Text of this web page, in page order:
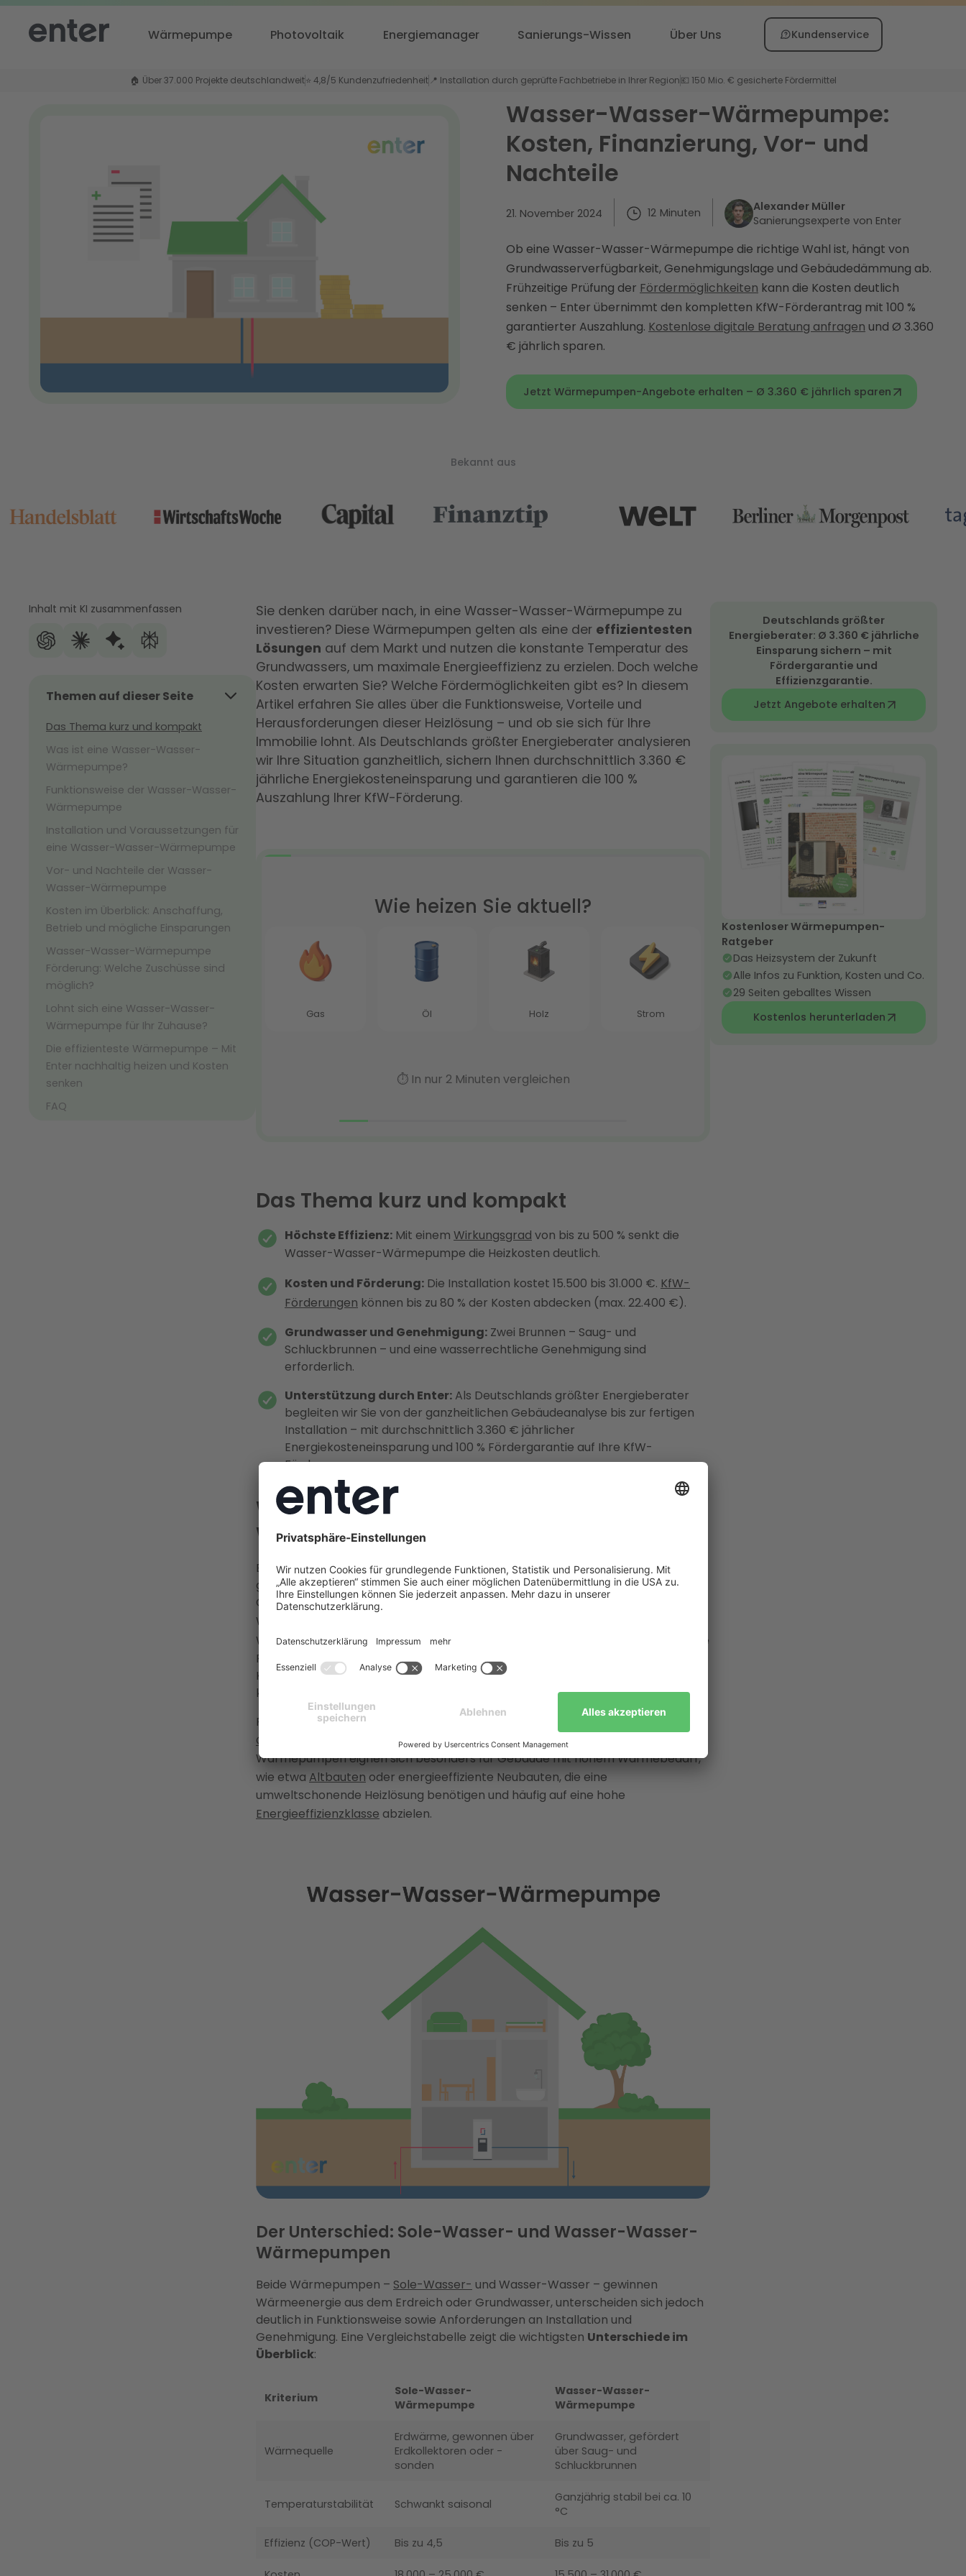
Wärmepumpe Photovoltaik Energiemanager Sanierungs-Wissen Über Uns Kundenservice
🏠 Über 37.000 Projekte deutschlandweit⭐ 4,8/5 Kundenzufriedenheit 📍 Installation durch geprüfte Fachbetriebe in Ihrer Region💶 150 Mio. € gesicherte Fördermittel
Wasser-Wasser-Wärmepumpe:
Kosten, Finanzierung, Vor- und
Nachteile
21. November 2024 12 Minuten
Alexander Müller
Sanierungsexperte von Enter
Ob eine Wasser-Wasser-Wärmepumpe die richtige Wahl ist, hängt von
Grundwasserverfügbarkeit, Genehmigungslage und Gebäudedämmung ab.
Frühzeitige Prüfung der Fördermöglichkeiten kann die Kosten deutlich
senken – Enter übernimmt den kompletten KfW-Förderantrag mit 100 %
garantierter Auszahlung. Kostenlose digitale Beratung anfragen und Ø 3.360
€ jährlich sparen.
Jetzt Wärmepumpen-Angebote erhalten – Ø 3.360 € jährlich sparen
Bekannt aus
Inhalt mit KI zusammenfassen
Themen auf dieser Seite
Das Thema kurz und kompakt
Was ist eine Wasser-Wasser-
Wärmepumpe?
Funktionsweise der Wasser-Wasser-
Wärmepumpe
Installation und Voraussetzungen für
eine Wasser-Wasser-Wärmepumpe
Vor- und Nachteile der Wasser-
Wasser-Wärmepumpe
Kosten im Überblick: Anschaffung,
Betrieb und mögliche Einsparungen
Wasser-Wasser-Wärmepumpe
Förderung: Welche Zuschüsse sind
möglich?
Lohnt sich eine Wasser-Wasser-
Wärmepumpe für Ihr Zuhause?
Die effizienteste Wärmepumpe – Mit
Enter nachhaltig heizen und Kosten
senken
FAQ
Sie denken darüber nach, in eine Wasser-Wasser-Wärmepumpe zu
investieren? Diese Wärmepumpen gelten als eine der effizientesten
Lösungen auf dem Markt und nutzen die konstante Temperatur des
Grundwassers, um maximale Energieeffizienz zu erzielen. Doch welche
Kosten erwarten Sie? Welche Fördermöglichkeiten gibt es? In diesem
Artikel erfahren Sie alles über die Funktionsweise, Vorteile und
Herausforderungen dieser Heizlösung – und ob sie sich für Ihre
Immobilie lohnt. Als Deutschlands größter Energieberater analysieren
wir Ihre Situation ganzheitlich, sichern Ihnen durchschnittlich 3.360 €
jährliche Energiekosteneinsparung und garantieren die 100 %
Auszahlung Ihrer KfW-Förderung.
Das Thema kurz und kompakt
Höchste Effizienz: Mit einem Wirkungsgrad von bis zu 500 % senkt die
Wasser-Wasser-Wärmepumpe die Heizkosten deutlich.
Kosten und Förderung: Die Installation kostet 15.500 bis 31.000 €. KfW-
Förderungen können bis zu 80 % der Kosten abdecken (max. 22.400 €).
Grundwasser und Genehmigung: Zwei Brunnen – Saug- und
Schluckbrunnen – und eine wasserrechtliche Genehmigung sind
erforderlich.
Unterstützung durch Enter: Als Deutschlands größter Energieberater
begleiten wir Sie von der ganzheitlichen Gebäudeanalyse bis zur fertigen
Installation – mit durchschnittlich 3.360 € jährlicher
Energiekosteneinsparung und 100 % Fördergarantie auf Ihre KfW-
Förderung.
Was ist eine Wasser-Wasser-
Wärmepumpe?
Eine Wasser-Wasser-Wärmepumpe, auchGrundwasser-Wärmepumpe
genannt, ist eines dereffizientesten Heizsysteme, da sie die konstante
Grundwassertemperatur von etwa 10 °C ganzjährig zur Gewinnung von
Wärmeenergie nutzt. Dadurch liefert sie auch
Wärme und erreicht Wirkungsgrade (
, was für eine deutliche
Reduzierung der Energiekosten sorgt. Das bedeutet, dass für eine eingesetzte
Kilowattstunde Strom bis zu fünf Kilowattstunden Wärme erzeugt werden
können – ein wesentlicher Faktor für die Senkung der Energiekosten.
Für den Betrieb sind ein
notwendig, die mit
Genehmigung der Wasserbehördeinstalliert werden müssen. Diese
Wärmepumpen eignen sich besonders für Gebäude mit hohem Wärmebedarf,
wie etwa Altbauten oder energieeffiziente Neubauten, die eine
umweltschonende Heizlösung benötigen und häufig auf eine hohe
Energieeffizienzklasse abzielen.
Der Unterschied: Sole-Wasser- und Wasser-Wasser-
Wärmepumpen
Beide Wärmepumpen – Sole-Wasser- und Wasser-Wasser – gewinnen
Wärmeenergie aus dem Erdreich oder Grundwasser, unterscheiden sich jedoch
deutlich in Funktionsweise sowie Anforderungen an Installation und
Genehmigung. Eine Vergleichstabelle zeigt die wichtigsten Unterschiede im
Überblick:
Kriterium
Sole-Wasser-
Wärmepumpe
Wasser-Wasser-
Wärmepumpe
Wärmequelle
Erdwärme, gewonnen über
Erdkollektoren oder -
sonden
Grundwasser, gefördert
über Saug- und
Schluckbrunnen
Temperaturstabilität Schwankt saisonal
Ganzjährig stabil bei ca. 10
°C
Effizienz (COP-Wert) Bis zu 4,5 Bis zu 5
Deutschlands größter
Energieberater: Ø 3.360 € jährliche
Einsparung sichern – mit
Fördergarantie und
Effizienzgarantie.
Jetzt Angebote erhalten
Kostenloser Wärmepumpen-
Ratgeber
Das Heizsystem der Zukunft
Alle Infos zu Funktion, Kosten und Co.
29 Seiten geballtes Wissen
Kostenlos herunterladen